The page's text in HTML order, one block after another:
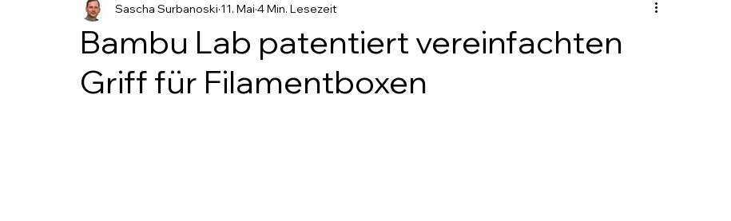
Bambu Lab patentiert vereinfachten
Griff für Filamentboxen
Sascha Surbanoski 11. Mai 4 Min. Lesezeit